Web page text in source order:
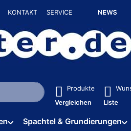
KONTAKT SERVICE NEWS
erste Ergebnisse.
Produkte
Vergleichen
Liste
Spachtel & Grundierungen